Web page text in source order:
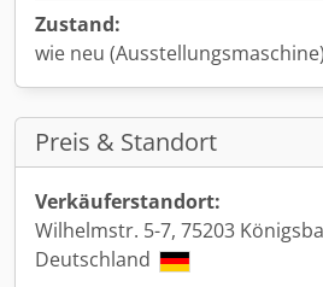
Zustand:
wie neu (Ausstellungsmaschine)
Preis & Standort
Verkäuferstandort:
Wilhelmstr. 5-7, 75203
Deutschland